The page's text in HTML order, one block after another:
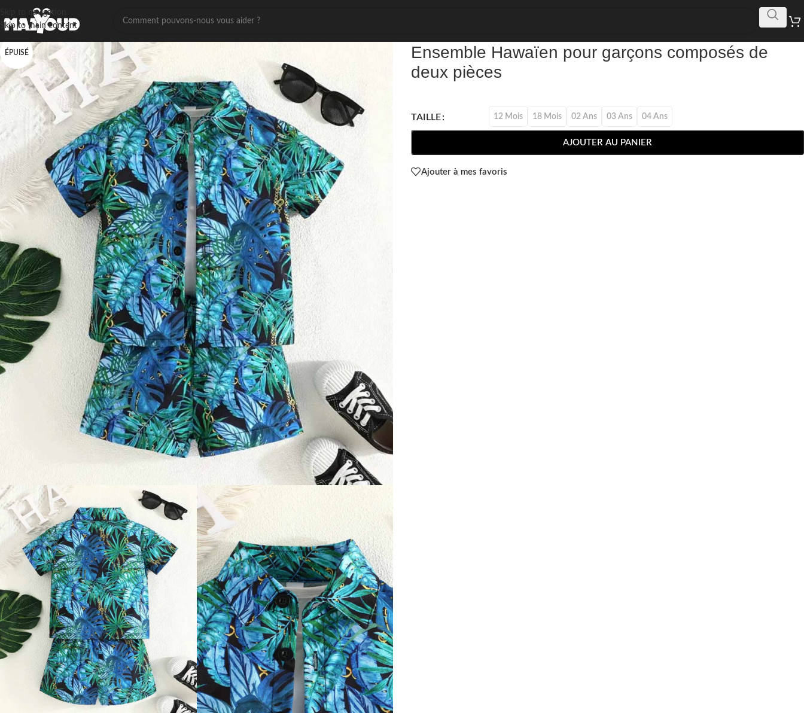
Skip to navigation
Skip to main content
ÉPUISÉ
Ensemble Hawaïen pour garçons composés de
deux pièces
TAILLE 12 Mois 18 Mois 02 Ans 03 Ans 04 Ans
AJOUTER AU PANIER
Ajouter à mes favoris